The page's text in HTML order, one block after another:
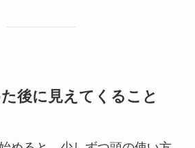
後に見えてくること